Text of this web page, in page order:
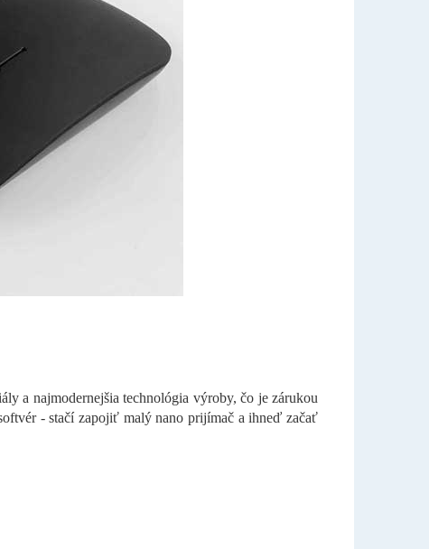
a najmodernejšia technológia výroby, čo je zárukou
- stačí zapojiť malý nano prijímač a ihneď začať